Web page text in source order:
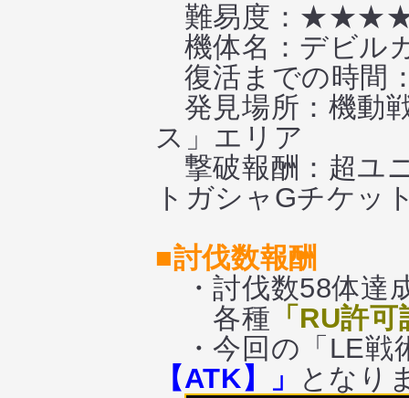
難易度：
機体名：デビル
復活までの時間
発見場所：機動
ス」エリア
撃破報酬：超ユ
トガシャGチケッ
■討伐数報酬
・討伐数58体達
各種 「RU許
・今回の「LE戦
【ATK】」
となり